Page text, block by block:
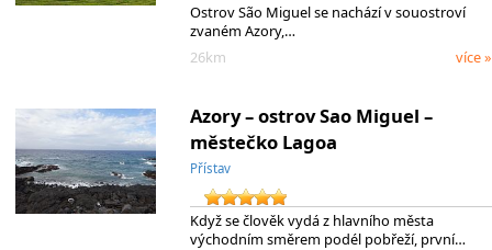
Ostrov São Miguel se nachází v souostroví
zvaném Azory,…
26km
více »
Azory – ostrov Sao Miguel –
městečko Lagoa
Přístav
Když se člověk vydá z hlavního města
východním směrem podél pobřeží, první…